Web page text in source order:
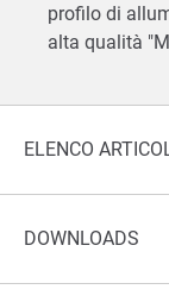
profilo di
alta qualità
ELENCO
DOWNLOADS